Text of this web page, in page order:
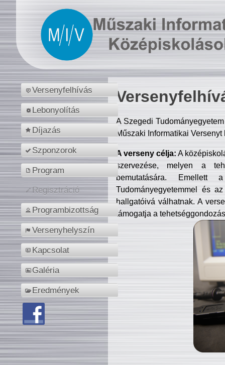
Versenyfelhívás
Lebonyolítás
Díjazás
Szponzorok
Program
Regisztráció
Programbizottság
Versenyhelyszín
Kapcsolat
Galéria
Eredmények
A Szegedi
Műszaki Informatikai
A verseny célja: A
szervezése, melyen a
bemutatására. Emellett
Tudományegyetemmel és
hallgatóivá válhatnak. A
támogatja a